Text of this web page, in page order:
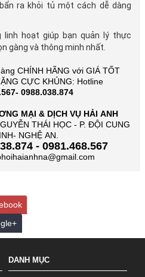
ra khỏi tủ một cách dễ dàng
linh hoạt giúp bạn quản lý thực
gàng và thông minh nhất.
CHÍNH HÃNG với GIÁ TỐT
CỰC KHỦNG: Hotline
0988.038.874
MẠI & DỊCH VỤ HẢI ANH
THÁI HỌC - P. ĐỘI CUNG
NGHỆ AN.
- 0981.468.567
DANH MỤC